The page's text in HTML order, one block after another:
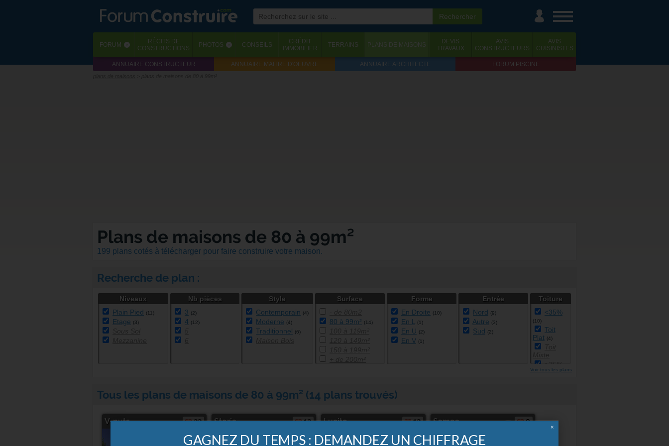
FORUM RÉCITS DE
CONSTRUCTIONS
PHOTOS CONSEILS
CRÉDIT
IMMOBILIER
TERRAINS PLANS DE MAISONS
DEVIS
TRAVAUX
AVIS
CONSTRUCTEURS
AVIS
CUISINISTES
ANNUAIRE CONSTRUCTEUR ANNUAIRE MAITRE D'OEUVRE ANNUAIRE ARCHITECTE FORUM PISCINE
Plans de maisons de 80 à 99m²
199 plans cotés à télécharger pour faire construire votre maison.
Recherche de plan :
Niveaux
Plain Pied (11)
Etage (3)
Nb pièces
3 (2)
4 (12)
Style
Contemporain (4)
Moderne (4)
Traditionnel (6)
Surface
80 à 99m² (14)
Forme
En Droite (10)
En L (1)
En U (2)
En V (1)
Entrée
Nord (9)
Autre (3)
Sud (2)
Toiture
<35%
(10)
Toit
Plat (4)
Toit
Voir tous les plans
Tous les plans de maisons de 80 à 99m² (14 plans trouvés)
V-nuts 23 Storia 12 Lucito 12 Samoa 9
2 sources de plans sur un seul site !
GAGNEZ DU TEMPS : DEMANDEZ UN CHIFFRAGE
×